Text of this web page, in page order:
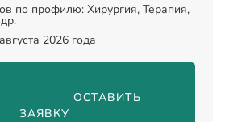
по профилю: Хирургия, Терапия,
2026 года
ОСТАВИТЬ
ЗАЯВКУ